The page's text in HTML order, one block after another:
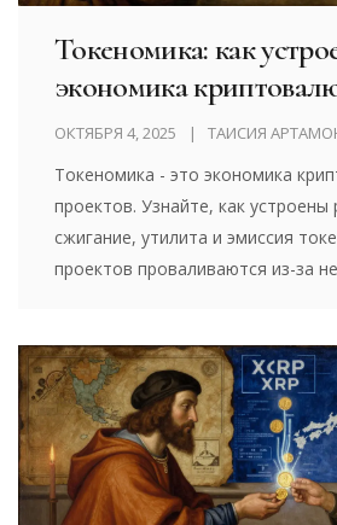
Токеномика: как
экономика
проектов
ОКТЯБРЯ 4, 2025 ТАИСИЯ
Токеномика - это экономика
проектов. Узнайте, как устроены
сжигание, утилита и эмиссия
проектов проваливаются из-за